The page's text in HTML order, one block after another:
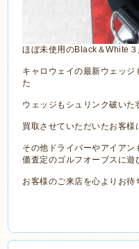
ほぼ未使用のBlack＆White
キャロウェイの最新ウェッ
た
ウェッジもシュリンク破いた
買取させていただいたお客
その他ドライバーやアイア
価査定のゴルフオーブスに遊
お客様のご来店を心よりお待